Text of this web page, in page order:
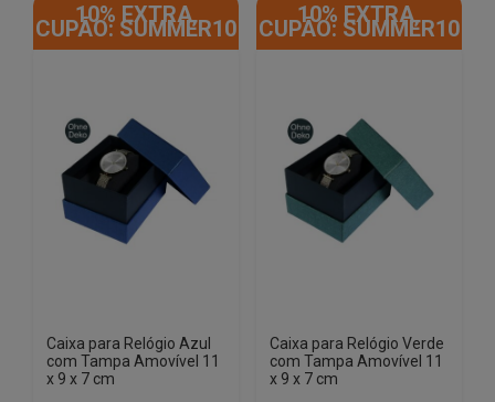
10% EXTRA,
CUPÃO: SUMMER10
Caixa para Relógio Azul
com Tampa Amovível 11
x 9 x 7 cm
10% EXTRA,
CUPÃO: SUMMER10
Caixa para Relógio Verde
com Tampa Amovível 11
x 9 x 7 cm